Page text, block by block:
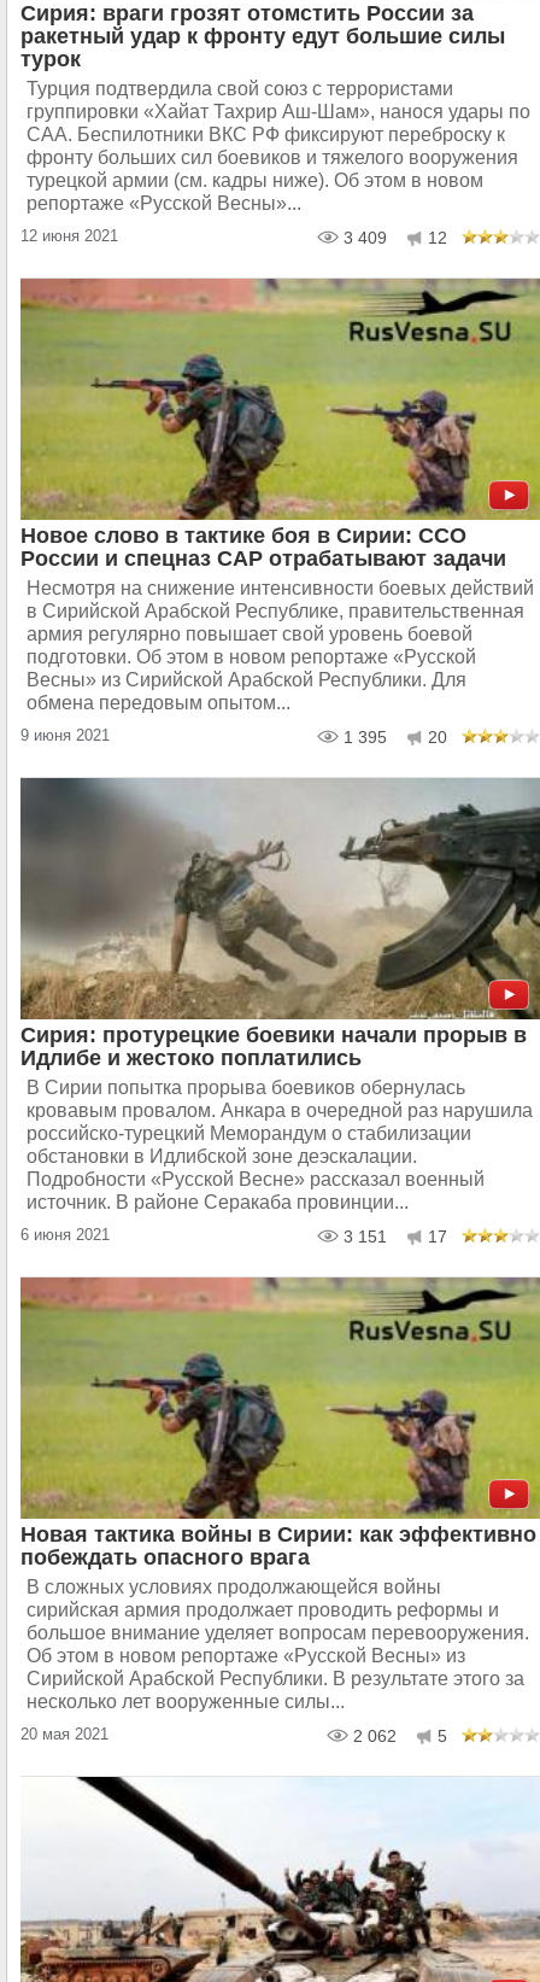
Сирия: враги грозят отомстить России за
ракетный удар к фронту едут большие силы
турок
Турция подтвердила свой союз с террористами
группировки «Хайат Тахрир Аш-Шам», нанося удары по
САА. Беспилотники ВКС РФ фиксируют переброску к
фронту больших сил боевиков и тяжелого вооружения
турецкой армии (см. кадры ниже). Об этом в новом
репортаже «Русской Весны»...
12 июня 2021 3 409 12
Новое слово в тактике боя в Сирии: ССО
России и спецназ САР отрабатывают задачи
Несмотря на снижение интенсивности боевых действий
в Сирийской Арабской Республике, правительственная
армия регулярно повышает свой уровень боевой
подготовки. Об этом в новом репортаже «Русской
Весны» из Сирийской Арабской Республики. Для
обмена передовым опытом...
9 июня 2021 1 395 20
Сирия: протурецкие боевики начали прорыв в
Идлибе и жестоко поплатились
В Сирии попытка прорыва боевиков обернулась
кровавым провалом. Анкара в очередной раз нарушила
российско-турецкий Меморандум о стабилизации
обстановки в Идлибской зоне деэскалации.
Подробности «Русской Весне» рассказал военный
источник. В районе Серакаба провинции...
6 июня 2021 3 151 17
Новая тактика войны в Сирии: как эффективно
побеждать опасного врага
В сложных условиях продолжающейся войны
сирийская армия продолжает проводить реформы и
большое внимание уделяет вопросам перевооружения.
Об этом в новом репортаже «Русской Весны» из
Сирийской Арабской Республики. В результате этого за
несколько лет вооруженные силы...
20 мая 2021 2 062 5